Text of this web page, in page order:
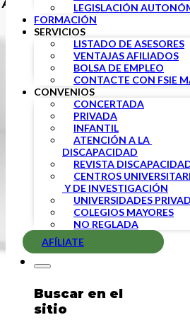
LEGISLACIÓN
FORMACIÓN
SERVICIOS
LISTADO DE ASESORES
VENTAJAS AFILIADOS
BOLSA DE EMPLEO
CONTACTE CON FSIE
CONVENIOS
CONCERTADA
PRIVADA
INFANTIL
ATENCIÓN A LA
DISCAPACIDAD
REVISTA
CENTROS
Y DE INVESTIGACIÓN
UNIVERSIDADES
COLEGIOS MAYORES
NO REGLADA
AFÍLIATE
Buscar en el
sitio